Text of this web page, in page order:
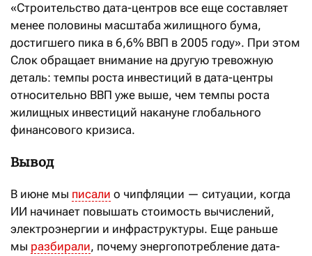
«Строительство дата-центров все еще составляет
менее половины масштаба жилищного бума,
достигшего пика в 6,6% ВВП в 2005 году». При этом
Слок обращает внимание на другую тревожную
деталь: темпы роста инвестиций в дата-центры
относительно ВВП уже выше, чем темпы роста
жилищных инвестиций накануне глобального
финансового кризиса.
Вывод
В июне мы писали о чипфляции — ситуации, когда
ИИ начинает повышать стоимость вычислений,
электроэнергии и инфраструктуры. Еще раньше
мы разбирали, почему энергопотребление дата-